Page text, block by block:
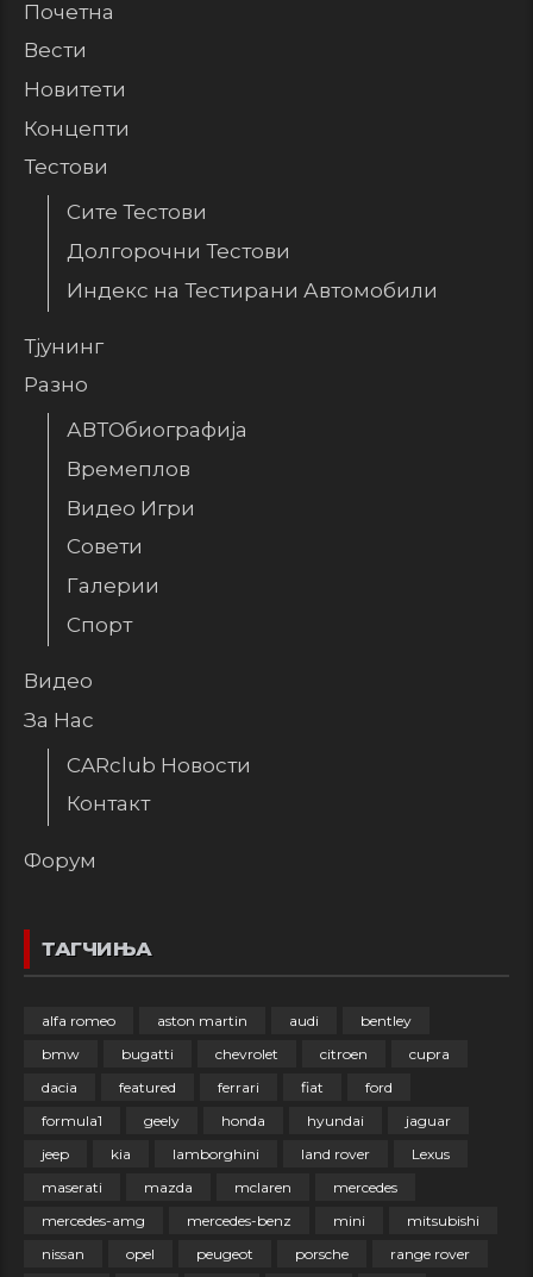
Почетна
Вести
Новитети
Концепти
Тестови
Сите Тестови
Долгорочни Тестови
Индекс на Тестирани Автомобили
Тјунинг
Разно
АВТОбиографија
Времеплов
Видео Игри
Совети
Галерии
Спорт
Видео
За Нас
CARclub Новости
Контакт
Форум
ТАГЧИЊА
alfa romeo aston martin audi
bentley
bmw
bugatti chevrolet citroen
cupra
dacia
featured ferrari fiat
ford
formula1
geely honda hyundai
jaguar
jeep
kia lamborghini land rover
Lexus
maserati
mazda mclaren
mercedes
mercedes-amg
mercedes-benz mini
mitsubishi
nissan
opel peugeot porsche range rover